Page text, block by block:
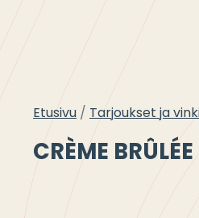
Etusivu Tarjoukset ja
CRÈME BRÛLÉE